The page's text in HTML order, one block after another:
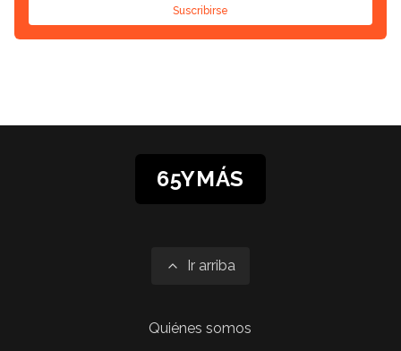
Suscribirse
65YMÁS
Ir arriba
Quiénes somos